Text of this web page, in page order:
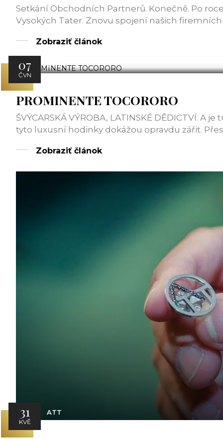
Setkání Obchodních Partnerů. Konečně. Po
Vysokých Tater. Znovu spojení našich
Zobraziť článok
07
ČVN
ATT
PROMINENTE TOCORORO
ŠVÝCARSKÁ VÝROBA, LATINSKÉ DĚDICTVÍ. A
tyto luxusní hodinky dokážou opravdu zářit.
Zobraziť článok
31
KVĚ
ATT